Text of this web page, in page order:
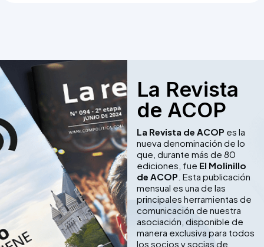
La Revista
de ACOP
La Revista de ACOP es la
nueva denominación de lo
que, durante más de 80
ediciones, fue El Molinillo
de ACOP . Esta publicación
mensual es una de las
principales herramientas de
comunicación de nuestra
asociación, disponible de
manera exclusiva para todos
los socios y socias de